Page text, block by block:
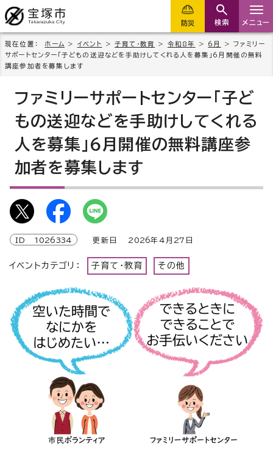
防災 検索 メニュー
現在位置： ホーム > イベント >子育て・教育 > 令和8年 > 6月
> ファミリー
サポートセンター「子どもの送迎などを手助けしてくれる人を募集」6月開催の無料
講座参加者を募集します
ファミリーサポートセンター「子ど
もの送迎などを手助けしてくれる
人を募集」6月開催の無料講座参
加者を募集します
ID 1026334 更新日 2026年4月 27 日
イベントカテゴリ： 子育て・教育 その他